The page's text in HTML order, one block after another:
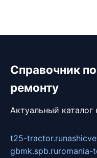
Справочник
ремонту
Актуальный
t25-tractor.ru
gbmk.spb.ruromania-